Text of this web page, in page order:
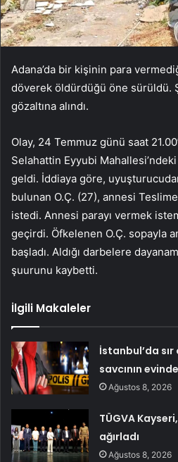
Adana’da bir kişinin para
döverek öldürdüğü öne sürüldü.
gözaltına alındı.
Olay, 24 Temmuz günü saat
Selahattin Eyyubi
geldi. İddiaya göre,
bulunan O.Ç. (27), annesi
istedi. Annesi parayı vermek
geçirdi. Öfkelenen O.Ç. sopayla
başladı. Aldığı darbelere
şuurunu kaybetti.
İlgili Makaleler
İstanbul’da sır
savcının
Ağustos 8, 2026
TÜGVA
ağırladı
Ağustos 8, 2026